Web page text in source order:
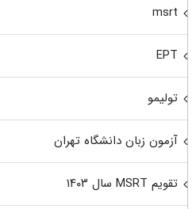
msrt
EPT
تولیمو
آزمون زبان دانشگاه تهران
تقویم MSRT سال ۱۴۰۳